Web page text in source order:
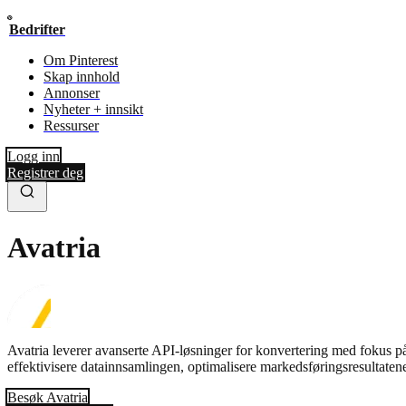
Bedrifter
Om Pinterest
Skap innhold
Annonser
Nyheter + innsikt
Ressurser
Logg inn
Registrer deg
Avatria
Avatria leverer avanserte API-løsninger for konvertering med fokus
effektivisere datainnsamlingen, optimalisere
Besøk Avatria